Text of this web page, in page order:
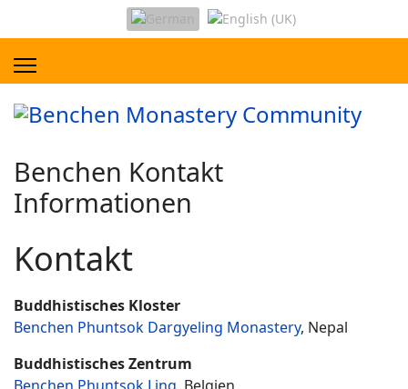
Benchen Kontakt
Informationen
Kontakt
Buddhistisches Kloster
Benchen Phuntsok Dargyeling Monastery, Nepal
Buddhistisches Zentrum